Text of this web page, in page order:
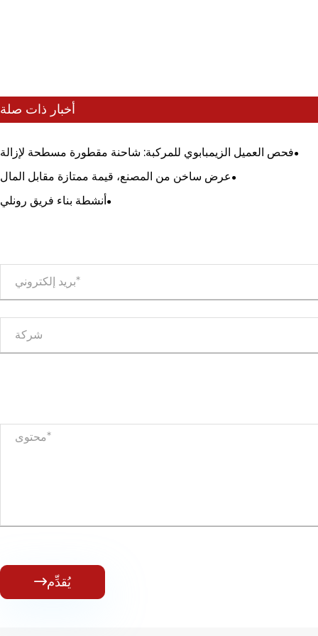
أخبار ذات صلة
فحص العميل الزيمبابوي للمركبة: شاحنة مقطورة مسطحة لإزالة
الطرق
عرض ساخن من المصنع، قيمة ممتازة مقابل المال
أنشطة بناء فريق رونلي
يُقدِّم